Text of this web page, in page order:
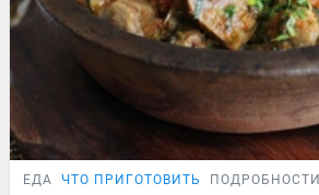
ЕДА ЧТО ПРИГОТОВИТЬ ПОДРОБНОСТИ